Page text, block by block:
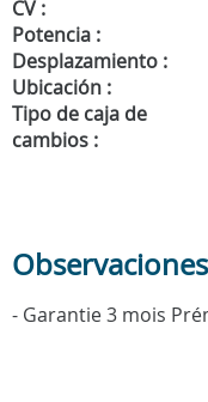
CV :
Potencia :
Desplazamiento :
Ubicación :
Tipo de caja de
cambios :
Observaciones
- Garantie 3 mois